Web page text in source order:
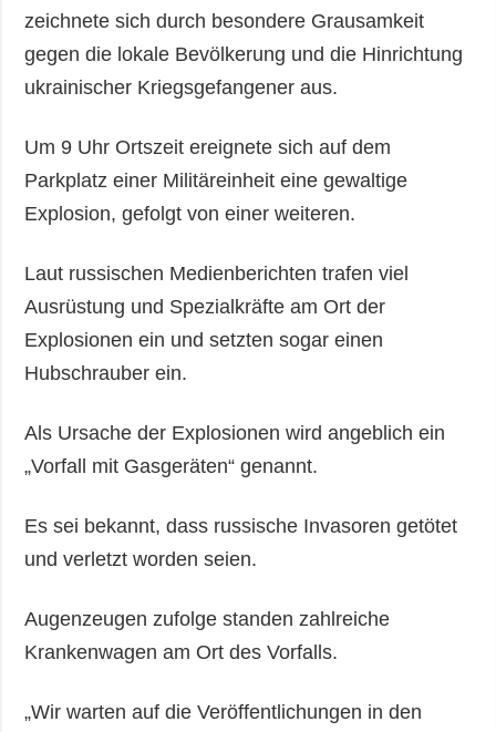
zeichnete sich durch besondere Grausamkeit
gegen die lokale Bevölkerung und die Hinrichtung
ukrainischer Kriegsgefangener aus.
Um 9 Uhr Ortszeit ereignete sich auf dem
Parkplatz einer Militäreinheit eine gewaltige
Explosion, gefolgt von einer weiteren.
Laut russischen Medienberichten trafen viel
Ausrüstung und Spezialkräfte am Ort der
Explosionen ein und setzten sogar einen
Hubschrauber ein.
Als Ursache der Explosionen wird angeblich ein
„Vorfall mit Gasgeräten“ genannt.
Es sei bekannt, dass russische Invasoren getötet
und verletzt worden seien.
Augenzeugen zufolge standen zahlreiche
Krankenwagen am Ort des Vorfalls.
„Wir warten auf die Veröffentlichungen in den